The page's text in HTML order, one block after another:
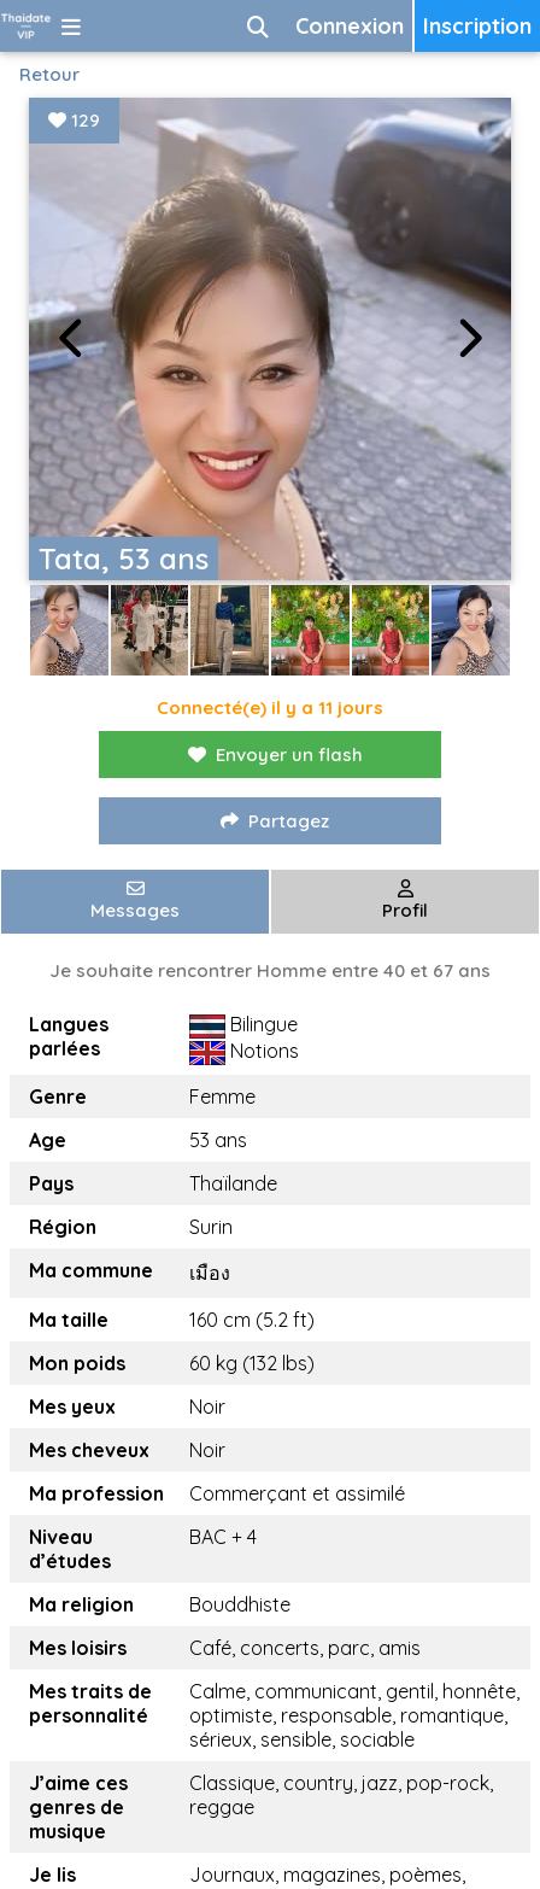
Inscription
Connexion
Retour
Tata, 53 ans
129
Connecté(e) il y a 11 jours
Envoyer un flash
Partagez
Messages Profil
Je souhaite rencontrer Homme entre 40 et 67 ans
Langues
parlées
Bilingue
Notions
Genre
Femme
Age
53 ans
Pays
Thaïlande
Région
Surin
Ma commune
เมือง
Ma taille
160 cm (5.2 ft)
Mon poids
60 kg (132 lbs)
Mes yeux
Noir
Mes cheveux
Noir
Ma profession
Commerçant et assimilé
Niveau
d’études
BAC + 4
Ma religion
Bouddhiste
Mes loisirs
Café, concerts, parc, amis
Mes traits de
personnalité
Calme, communicant, gentil, honnête,
optimiste, responsable, romantique,
sérieux, sensible, sociable
J’aime ces
genres de
musique
Classique, country, jazz, pop-rock,
reggae
Je lis
Journaux, magazines, poèmes,